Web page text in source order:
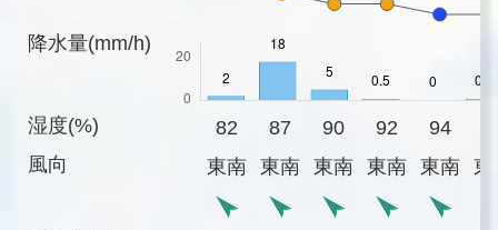
降水量(mm/h)
湿度(%)
風向
82 87 90 92 94
東南
東南 東南 東南 東南 東